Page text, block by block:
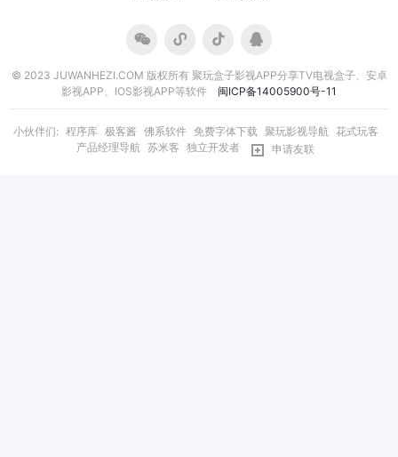
© 2023 JUWANHEZI.COM 版权所有 聚玩盒子影视APP分享TV电视盒子、安卓
影视APP、IOS影视APP等软件 闽ICP备14005900号-11
小伙伴们: 程序库 极客酱 佛系软件 免费字体下载 聚玩影视导航 花式玩客
产品经理导航 苏米客 独立开发者 申请友联